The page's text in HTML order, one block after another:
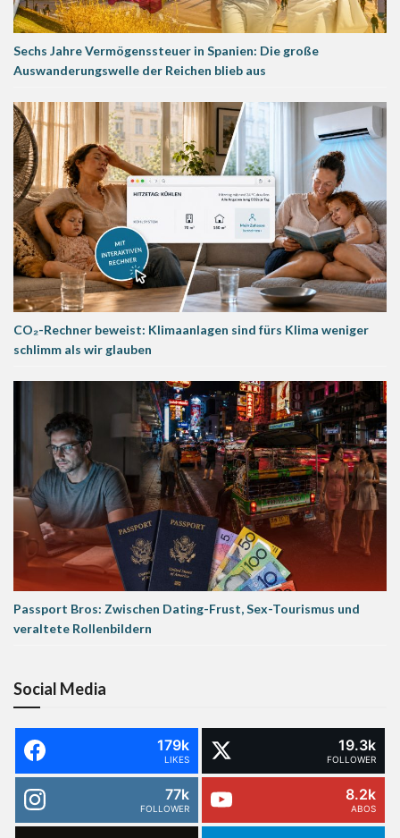
Sechs Jahre Vermögenssteuer in Spanien: Die große
Auswanderungswelle der Reichen blieb aus
CO₂-Rechner beweist: Klimaanlagen sind fürs Klima weniger
schlimm als wir glauben
Passport Bros: Zwischen Dating-Frust, Sex-Tourismus und
veraltete Rollenbildern
Social Media
179k
LIKES
19.3k
FOLLOWER
77k
FOLLOWER
8.2k
ABOS